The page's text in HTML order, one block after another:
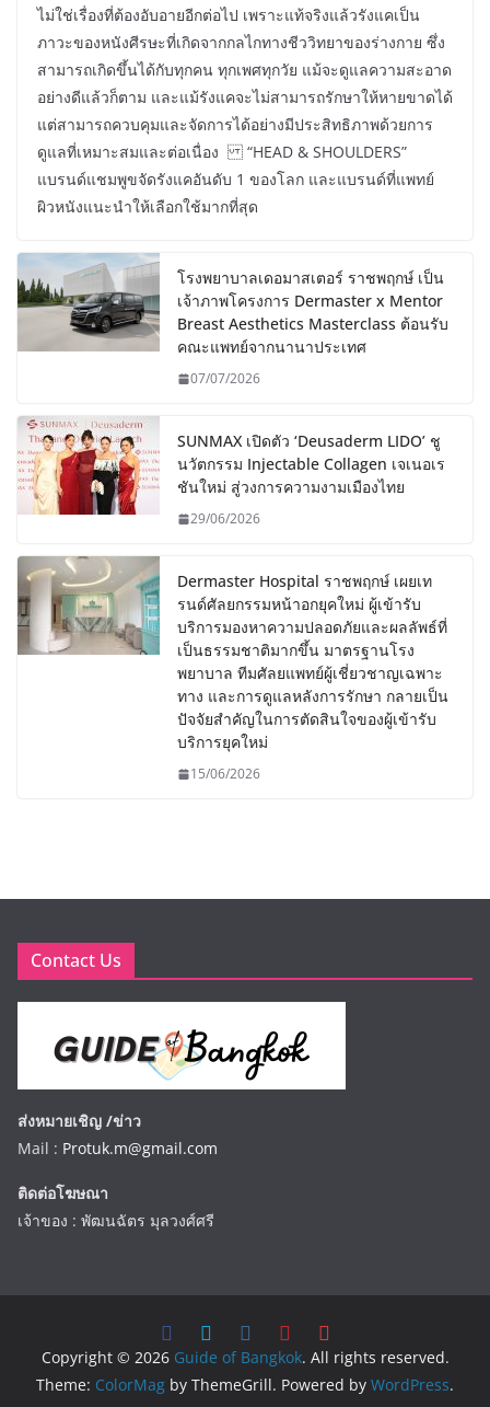
ไม่ใช่เรื่องที่ต้องอับอายอีกต่อไป เพราะแท้จริงแล้วรังแคเป็น
ภาวะของหนังศีรษะที่เกิดจากกลไกทางชีววิทยาของร่างกาย ซึ่ง
สามารถเกิดขึ้นได้กับทุกคน ทุกเพศทุกวัย แม้จะดูแลความสะอาด
อย่างดีแล้วก็ตาม และแม้รังแคจะไม่สามารถรักษาให้หายขาดได้
แต่สามารถควบคุมและจัดการได้อย่างมีประสิทธิภาพด้วยการ
ดูแลที่เหมาะสมและต่อเนื่อง “HEAD & SHOULDERS”
แบรนด์แชมพูขจัดรังแคอันดับ 1 ของโลก และแบรนด์ที่แพทย์
ผิวหนังแนะนำให้เลือกใช้มากที่สุด
โรงพยาบาลเดอมาสเตอร์ ราชพฤกษ์ เป็น
เจ้าภาพโครงการ Dermaster x Mentor
Breast Aesthetics Masterclass ต้อนรับ
คณะแพทย์จากนานาประเทศ
07/07/2026
SUNMAX เปิดตัว ‘Deusaderm LIDO’ ชู
นวัตกรรม Injectable Collagen เจเนอเร
ชันใหม่ สู่วงการความงามเมืองไทย
29/06/2026
Dermaster Hospital ราชพฤกษ์ เผยเท
รนด์ศัลยกรรมหน้าอกยุคใหม่ ผู้เข้ารับ
บริการมองหาความปลอดภัยและผลลัพธ์ที่
เป็นธรรมชาติมากขึ้น มาตรฐานโรง
พยาบาล ทีมศัลยแพทย์ผู้เชี่ยวชาญเฉพาะ
ทาง และการดูแลหลังการรักษา กลายเป็น
ปัจจัยสำคัญในการตัดสินใจของผู้เข้ารับ
บริการยุคใหม่
15/06/2026
Contact Us
ส่งหมายเชิญ /ข่าว
Mail : Protuk.m@gmail.com
ติดต่อโฆษณา
เจ้าของ : พัฒนฉัตร มุลวงศ์ศรี
Copyright © 2026 Guide of Bangkok. All rights reserved.
Theme: ColorMag by ThemeGrill. Powered by WordPress.